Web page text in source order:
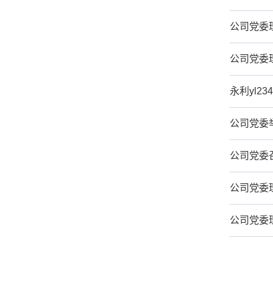
公司党委
公司党委
永利
公司党委
公司党委
公司党委
公司党委